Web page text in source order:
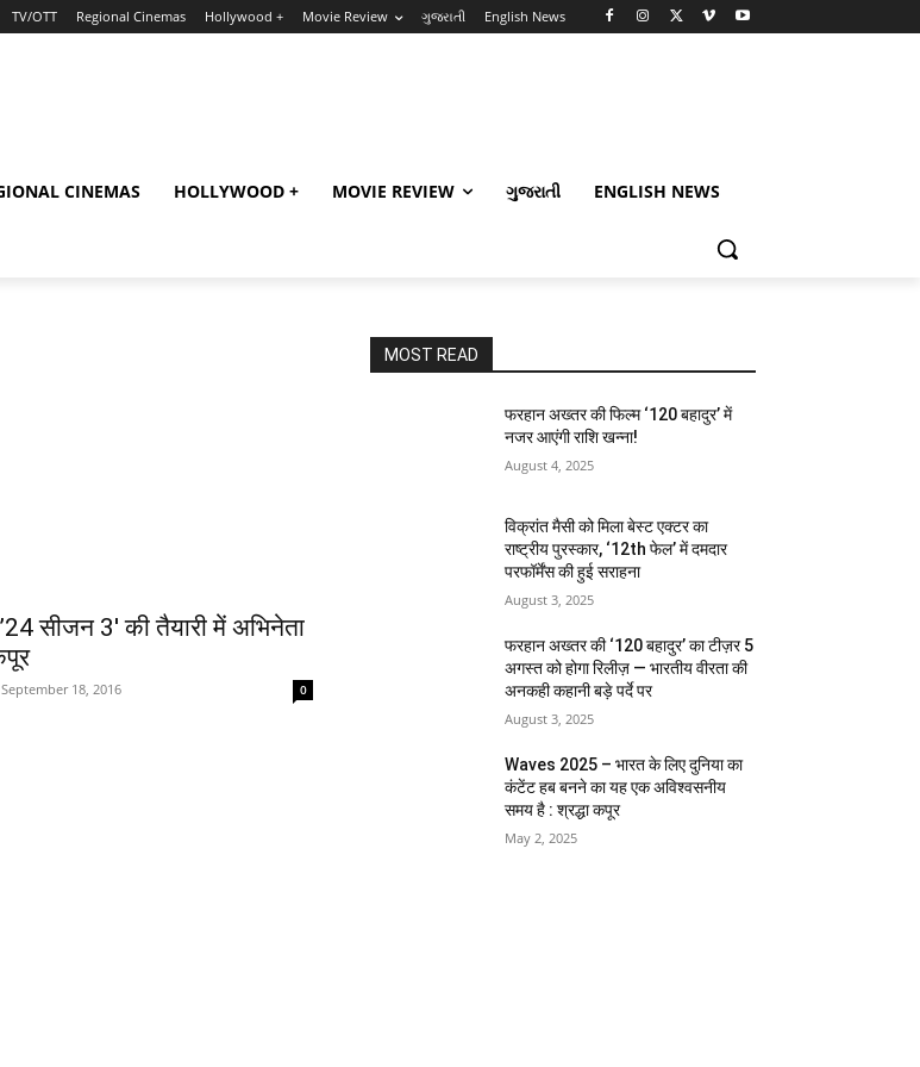
TV/OTT Regional Cinemas Hollywood + Movie Review ગુજરાતી English News
CINEMAS HOLLYWOOD + MOVIE REVIEW ગુજરાતી ENGLISH NEWS
’24 सीजन 3′ की तैयारी में अभिनेता
September 18, 2016 0
MOST READ
फरहान अख्तर की फिल्म ‘120 बहादुर’ में
नजर आएंगी राशि खन्ना!
August 4, 2025
विक्रांत मैसी को मिला बेस्ट एक्टर का
राष्ट्रीय पुरस्कार, ‘12th फेल’ में दमदार
परफॉर्मेंस की हुई सराहना
August 3, 2025
फरहान अख्तर की ‘120 बहादुर’ का टीज़र 5
अगस्त को होगा रिलीज़ — भारतीय वीरता की
अनकही कहानी बड़े पर्दे पर
August 3, 2025
Waves 2025 – भारत के लिए दुनिया का
कंटेंट हब बनने का यह एक अविश्वसनीय
समय है : श्रद्धा कपूर
May 2, 2025